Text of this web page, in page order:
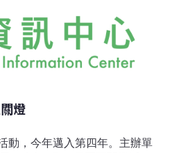
燈
動，今年邁入第四年。主辦單